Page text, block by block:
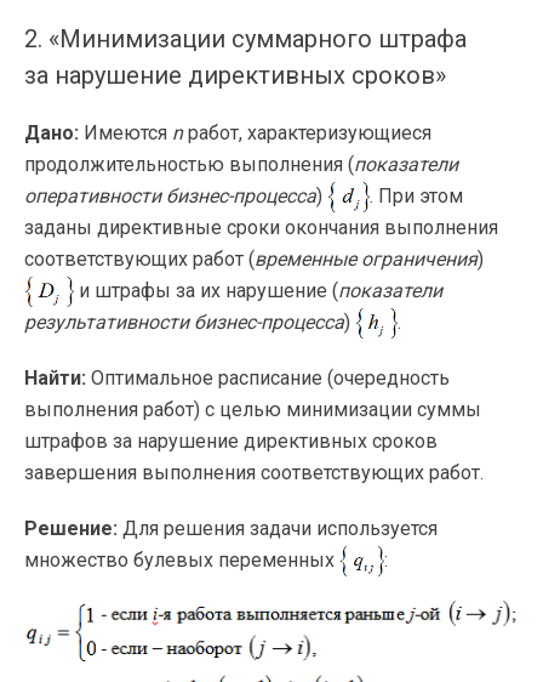
2. «Минимизации суммарного штрафа
за нарушение директивных сроков»
Дано: Имеются nработ, характеризующиеся
продолжительностью выполнения (показатели
оперативности бизнес-процесса)
. При этом
заданы директивные сроки окончания выполнения
соответствующих работ (временные ограничения)
и штрафы за их нарушение (показатели
результативности бизнес-процесса) .
Найти: Оптимальное расписание (очередность
выполнения работ) с целью минимизации суммы
штрафов за нарушение директивных сроков
завершения выполнения соответствующих работ.
Решение: Для решения задачи используется
множество булевых переменных
: